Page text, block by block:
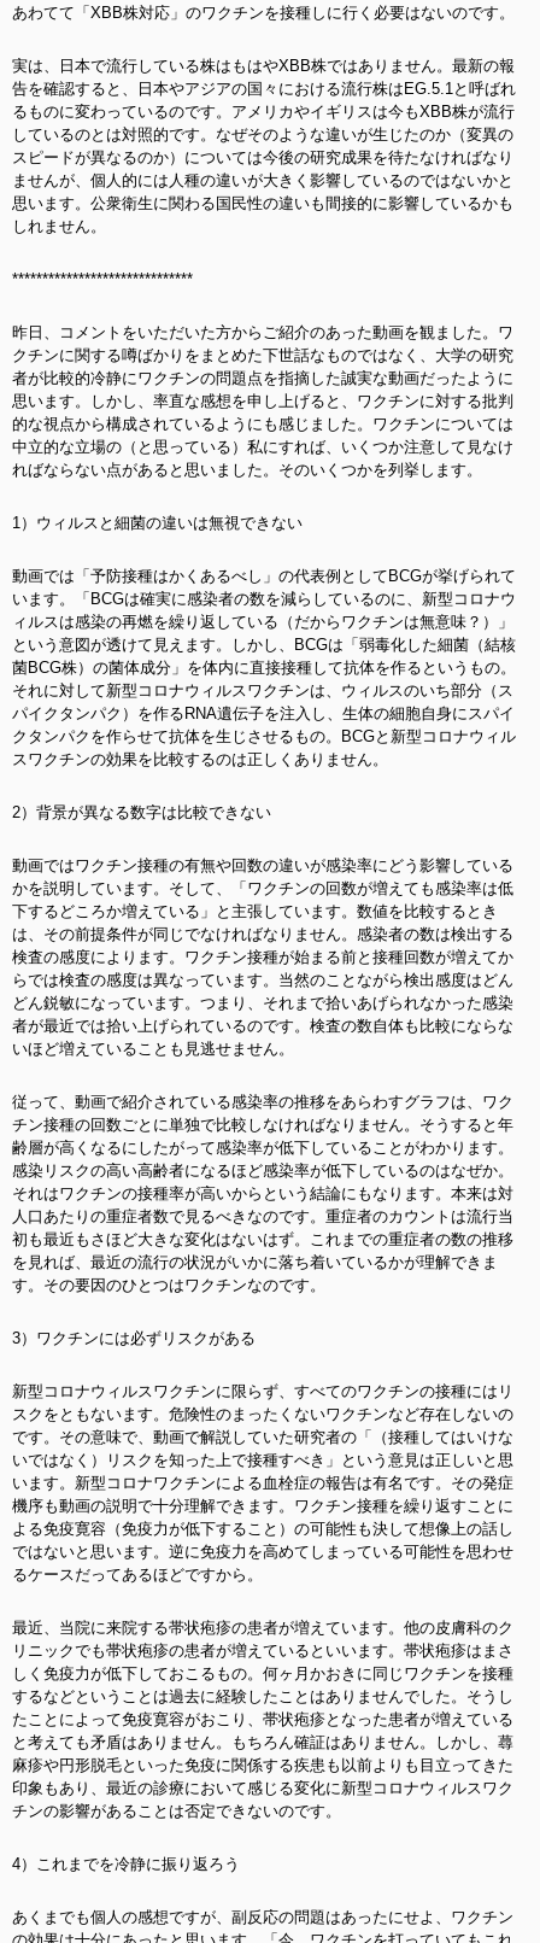
あわてて「XBB株対応」のワクチンを接種しに行く必要はないのです。
実は、日本で流行している株はもはやXBB株ではありません。最新の報
告を確認すると、日本やアジアの国々における流行株はEG.5.1と呼ばれ
るものに変わっているのです。アメリカやイギリスは今もXBB株が流行
しているのとは対照的です。なぜそのような違いが生じたのか（変異の
スピードが異なるのか）については今後の研究成果を待たなければなり
ませんが、個人的には人種の違いが大きく影響しているのではないかと
思います。公衆衛生に関わる国民性の違いも間接的に影響しているかも
しれません。
******************************
昨日、コメントをいただいた方からご紹介のあった動画を観ました。ワ
クチンに関する噂ばかりをまとめた下世話なものではなく、大学の研究
者が比較的冷静にワクチンの問題点を指摘した誠実な動画だったように
思います。しかし、率直な感想を申し上げると、ワクチンに対する批判
的な視点から構成されているようにも感じました。ワクチンについては
中立的な立場の（と思っている）私にすれば、いくつか注意して見なけ
ればならない点があると思いました。そのいくつかを列挙します。
1）ウィルスと細菌の違いは無視できない
動画では「予防接種はかくあるべし」の代表例としてBCGが挙げられて
います。「BCGは確実に感染者の数を減らしているのに、新型コロナウ
ィルスは感染の再燃を繰り返している（だからワクチンは無意味？）」
という意図が透けて見えます。しかし、BCGは「弱毒化した細菌（結核
菌BCG株）の菌体成分」を体内に直接接種して抗体を作るというもの。
それに対して新型コロナウィルスワクチンは、ウィルスのいち部分（ス
パイクタンパク）を作るRNA遺伝子を注入し、生体の細胞自身にスパイ
クタンパクを作らせて抗体を生じさせるもの。BCGと新型コロナウィル
スワクチンの効果を比較するのは正しくありません。
2）背景が異なる数字は比較できない
動画ではワクチン接種の有無や回数の違いが感染率にどう影響している
かを説明しています。そして、「ワクチンの回数が増えても感染率は低
下するどころか増えている」と主張しています。数値を比較するとき
は、その前提条件が同じでなければなりません。感染者の数は検出する
検査の感度によります。ワクチン接種が始まる前と接種回数が増えてか
らでは検査の感度は異なっています。当然のことながら検出感度はどん
どん鋭敏になっています。つまり、それまで拾いあげられなかった感染
者が最近では拾い上げられているのです。検査の数自体も比較にならな
いほど増えていることも見逃せません。
従って、動画で紹介されている感染率の推移をあらわすグラフは、ワク
チン接種の回数ごとに単独で比較しなければなりません。そうすると年
齢層が高くなるにしたがって感染率が低下していることがわかります。
感染リスクの高い高齢者になるほど感染率が低下しているのはなぜか。
それはワクチンの接種率が高いからという結論にもなります。本来は対
人口あたりの重症者数で見るべきなのです。重症者のカウントは流行当
初も最近もさほど大きな変化はないはず。これまでの重症者の数の推移
を見れば、最近の流行の状況がいかに落ち着いているかが理解できま
す。その要因のひとつはワクチンなのです。
3）ワクチンには必ずリスクがある
新型コロナウィルスワクチンに限らず、すべてのワクチンの接種にはリ
スクをともないます。危険性のまったくないワクチンなど存在しないの
です。その意味で、動画で解説していた研究者の「（接種してはいけな
いではなく）リスクを知った上で接種すべき」という意見は正しいと思
います。新型コロナワクチンによる血栓症の報告は有名です。その発症
機序も動画の説明で十分理解できます。ワクチン接種を繰り返すことに
よる免疫寛容（免疫力が低下すること）の可能性も決して想像上の話し
ではないと思います。逆に免疫力を高めてしまっている可能性を思わせ
るケースだってあるほどですから。
最近、当院に来院する帯状疱疹の患者が増えています。他の皮膚科のク
リニックでも帯状疱疹の患者が増えているといいます。帯状疱疹はまさ
しく免疫力が低下しておこるもの。何ヶ月かおきに同じワクチンを接種
するなどということは過去に経験したことはありませんでした。そうし
たことによって免疫寛容がおこり、帯状疱疹となった患者が増えている
と考えても矛盾はありません。もちろん確証はありません。しかし、蕁
麻疹や円形脱毛といった免疫に関係する疾患も以前よりも目立ってきた
印象もあり、最近の診療において感じる変化に新型コロナウィルスワク
チンの影響があることは否定できないのです。
4）これまでを冷静に振り返ろう
あくまでも個人の感想ですが、副反応の問題はあったにせよ、ワクチン